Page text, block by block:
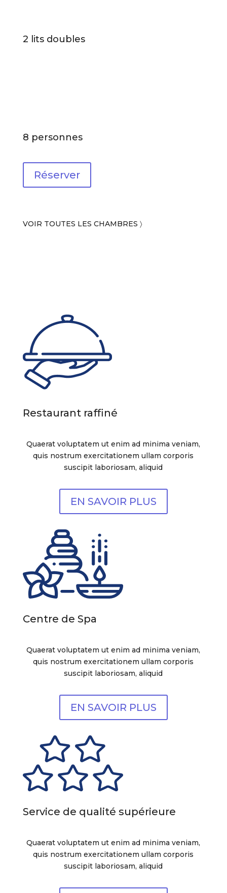
2 lits doubles
8 personnes
Réserver
VOIR TOUTES LES CHAMBRES 〉
Restaurant raffiné
Quaerat voluptatem ut enim ad minima veniam,
quis nostrum exercitationem ullam corporis
suscipit laboriosam, aliquid
EN SAVOIR PLUS
Centre de Spa
Quaerat voluptatem ut enim ad minima veniam,
quis nostrum exercitationem ullam corporis
suscipit laboriosam, aliquid
EN SAVOIR PLUS
Service de qualité supérieure
Quaerat voluptatem ut enim ad minima veniam,
quis nostrum exercitationem ullam corporis
suscipit laboriosam, aliquid